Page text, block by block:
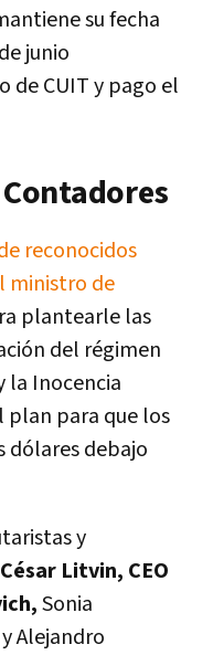
su fecha
junio
de CUIT y pago el
reconocidos
ministro de
plantearle las
del régimen
la Inocencia
plan para que los
dólares debajo
y
César Litvin, CEO
Sonia
Alejandro